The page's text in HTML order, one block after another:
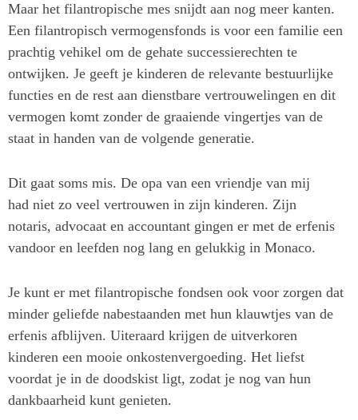
Maar het filantropische mes snijdt aan nog meer kanten.
Een filantropisch vermogensfonds is voor een familie een
prachtig vehikel om de gehate successierechten te
ontwijken. Je geeft je kinderen de relevante bestuurlijke
functies en de rest aan dienstbare vertrouwelingen en dit
vermogen komt zonder de graaiende vingertjes van de
staat in handen van de volgende generatie.
Dit gaat soms mis. De opa van een vriendje van mij
had niet zo veel vertrouwen in zijn kinderen. Zijn
notaris, advocaat en accountant gingen er met de erfenis
vandoor en leefden nog lang en gelukkig in Monaco.
Je kunt er met filantropische fondsen ook voor zorgen dat
minder geliefde nabestaanden met hun klauwtjes van de
erfenis afblijven. Uiteraard krijgen de uitverkoren
kinderen een mooie onkostenvergoeding. Het liefst
voordat je in de doodskist ligt, zodat je nog van hun
dankbaarheid kunt genieten.